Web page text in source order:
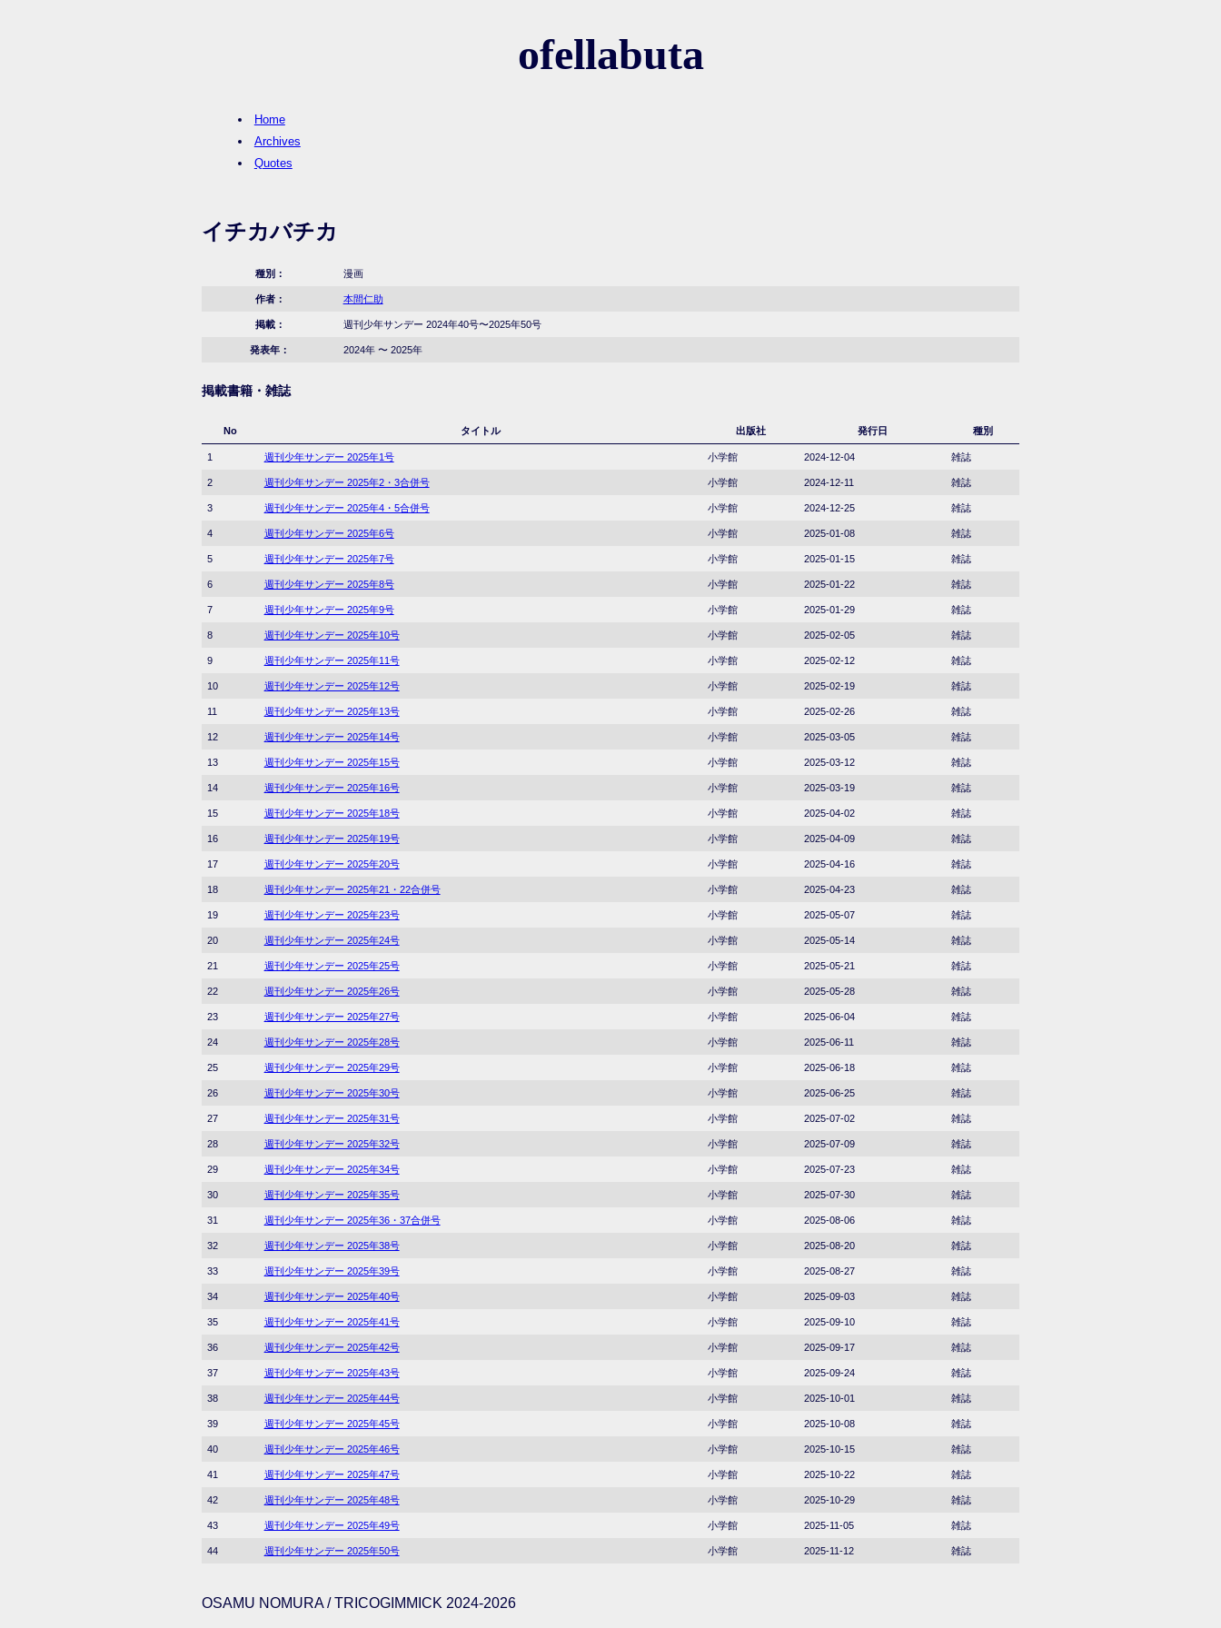
ofellabuta
Home
Archives
Quotes
イチカバチカ
種別： 漫画
作者： 本間仁助
掲載： 週刊少年サンデー 2024年40号〜2025年50号
発表年： 2024年 〜 2025年
掲載書籍・雑誌
No タイトル 出版社 発行日 種別
1 週刊少年サンデー 2025年1号 小学館 2024-12-04 雑誌
2 週刊少年サンデー 2025年2・3合併号 小学館 2024-12-11 雑誌
3 週刊少年サンデー 2025年4・5合併号 小学館 2024-12-25 雑誌
4 週刊少年サンデー 2025年6号 小学館 2025-01-08 雑誌
5 週刊少年サンデー 2025年7号 小学館 2025-01-15 雑誌
6 週刊少年サンデー 2025年8号 小学館 2025-01-22 雑誌
7 週刊少年サンデー 2025年9号 小学館 2025-01-29 雑誌
8 週刊少年サンデー 2025年10号 小学館 2025-02-05 雑誌
9 週刊少年サンデー 2025年11号 小学館 2025-02-12 雑誌
10 週刊少年サンデー 2025年12号 小学館 2025-02-19 雑誌
11 週刊少年サンデー 2025年13号 小学館 2025-02-26 雑誌
12 週刊少年サンデー 2025年14号 小学館 2025-03-05 雑誌
13 週刊少年サンデー 2025年15号 小学館 2025-03-12 雑誌
14 週刊少年サンデー 2025年16号 小学館 2025-03-19 雑誌
15 週刊少年サンデー 2025年18号 小学館 2025-04-02 雑誌
16 週刊少年サンデー 2025年19号 小学館 2025-04-09 雑誌
17 週刊少年サンデー 2025年20号 小学館 2025-04-16 雑誌
18 週刊少年サンデー 2025年21・22合併号 小学館 2025-04-23 雑誌
19 週刊少年サンデー 2025年23号 小学館 2025-05-07 雑誌
20 週刊少年サンデー 2025年24号 小学館 2025-05-14 雑誌
21 週刊少年サンデー 2025年25号 小学館 2025-05-21 雑誌
22 週刊少年サンデー 2025年26号 小学館 2025-05-28 雑誌
23 週刊少年サンデー 2025年27号 小学館 2025-06-04 雑誌
24 週刊少年サンデー 2025年28号 小学館 2025-06-11 雑誌
25 週刊少年サンデー 2025年29号 小学館 2025-06-18 雑誌
26 週刊少年サンデー 2025年30号 小学館 2025-06-25 雑誌
27 週刊少年サンデー 2025年31号 小学館 2025-07-02 雑誌
28 週刊少年サンデー 2025年32号 小学館 2025-07-09 雑誌
29 週刊少年サンデー 2025年34号 小学館 2025-07-23 雑誌
30 週刊少年サンデー 2025年35号 小学館 2025-07-30 雑誌
31 週刊少年サンデー 2025年36・37合併号 小学館 2025-08-06 雑誌
32 週刊少年サンデー 2025年38号 小学館 2025-08-20 雑誌
33 週刊少年サンデー 2025年39号 小学館 2025-08-27 雑誌
34 週刊少年サンデー 2025年40号 小学館 2025-09-03 雑誌
35 週刊少年サンデー 2025年41号 小学館 2025-09-10 雑誌
36 週刊少年サンデー 2025年42号 小学館 2025-09-17 雑誌
37 週刊少年サンデー 2025年43号 小学館 2025-09-24 雑誌
38 週刊少年サンデー 2025年44号 小学館 2025-10-01 雑誌
39 週刊少年サンデー 2025年45号 小学館 2025-10-08 雑誌
40 週刊少年サンデー 2025年46号 小学館 2025-10-15 雑誌
41 週刊少年サンデー 2025年47号 小学館 2025-10-22 雑誌
42 週刊少年サンデー 2025年48号 小学館 2025-10-29 雑誌
43 週刊少年サンデー 2025年49号 小学館 2025-11-05 雑誌
44 週刊少年サンデー 2025年50号 小学館 2025-11-12 雑誌
OSAMU NOMURA / TRICOGIMMICK 2024-2026